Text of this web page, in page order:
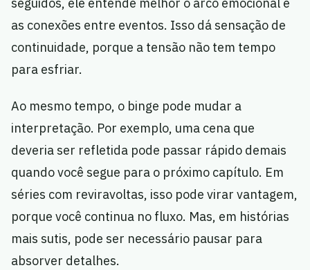
seguidos, ele entende melhor o arco emocional e
as conexões entre eventos. Isso dá sensação de
continuidade, porque a tensão não tem tempo
para esfriar.
Ao mesmo tempo, o binge pode mudar a
interpretação. Por exemplo, uma cena que
deveria ser refletida pode passar rápido demais
quando você segue para o próximo capítulo. Em
séries com reviravoltas, isso pode virar vantagem,
porque você continua no fluxo. Mas, em histórias
mais sutis, pode ser necessário pausar para
absorver detalhes.